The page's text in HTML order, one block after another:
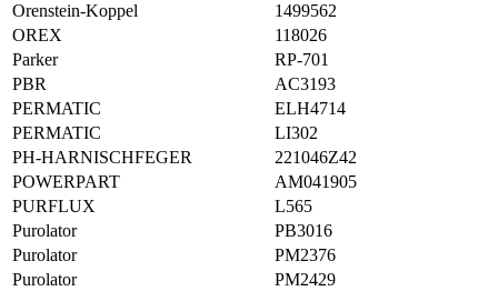
Orenstein-Koppel
1499562
OREX
118026
Parker
RP-701
PBR
AC3193
PERMATIC
ELH4714
PERMATIC
LI302
PH-HARNISCHFEGER
221046Z42
POWERPART
AM041905
PURFLUX
L565
Purolator
PB3016
Purolator
PM2376
Purolator
PM2429